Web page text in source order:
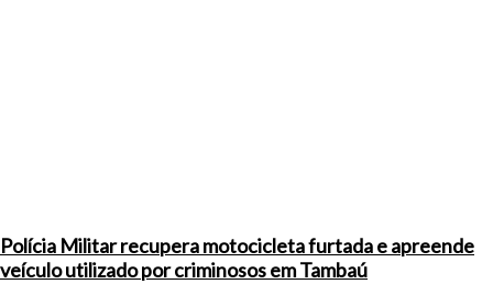
Polícia Militar recupera motocicleta furtada e apreende
veículo utilizado por criminosos em Tambaú